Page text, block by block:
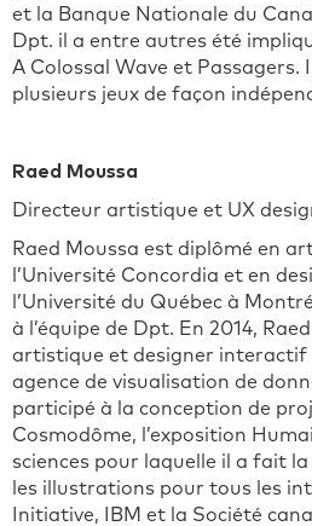
et la Banque Nationale du
Dpt. il a entre autres été
A Colossal Wave et Passagers.
plusieurs jeux de façon
Raed Moussa
Directeur artistique et UX
Raed Moussa est diplômé en
l’Université Concordia et en
l’Université du Québec à
à l’équipe de Dpt. En 2014,
artistique et designer interactif
agence de visualisation de
participé à la conception de
Cosmodôme, l’exposition
sciences pour laquelle il a fait
les illustrations pour tous les
Initiative, IBM et la Société